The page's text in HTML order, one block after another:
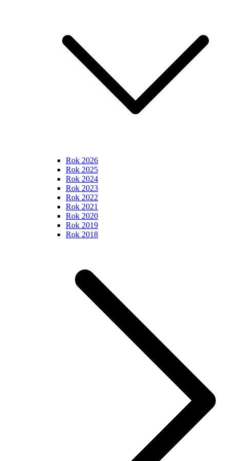
Rok 2026
Rok 2025
Rok 2024
Rok 2023
Rok 2022
Rok 2021
Rok 2020
Rok 2019
Rok 2018